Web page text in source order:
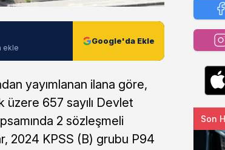
ekle
Google'da Ekle
yayımlanan ilana göre,
657 sayılı Devlet
2 sözleşmeli
2024 KPSS (B) grubu P94
Son